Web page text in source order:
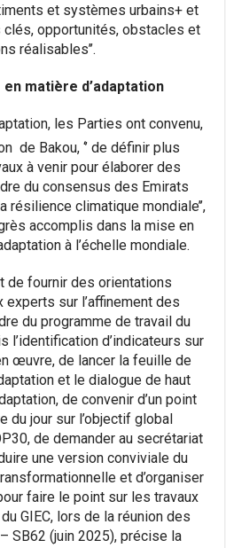
et systèmes urbains+ et
opportunités, obstacles et
réalisables’’.
matière d’adaptation
les Parties ont convenu,
de Bakou, ‘’ de définir plus
à venir pour élaborer des
du consensus des Emirats
résilience climatique mondiale’’,
accomplis dans la mise en
à l’échelle mondiale.
de fournir des orientations
experts sur l’affinement des
du programme de travail du
l’identification d’indicateurs sur
œuvre, de lancer la feuille de
et le dialogue de haut
de convenir d’un point
du jour sur l’objectif global
de demander au secrétariat
une version conviviale du
et d’organiser
faire le point sur les travaux
GIEC, lors de la réunion des
SB62 (juin 2025), précise la